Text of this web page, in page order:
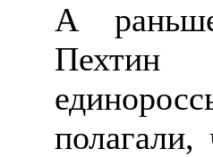
А
полагали,